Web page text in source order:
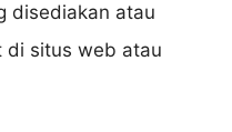
disediakan atau
di situs web atau